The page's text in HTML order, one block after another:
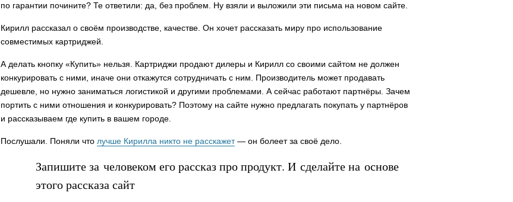
по гарантии почините? Те ответили: да, без проблем. Ну взяли и выложили эти письма на новом сайте.
Кирилл рассказал о своём производстве, качестве. Он хочет рассказать миру про использование
совместимых картриджей.
А делать кнопку «Купить» нельзя. Картриджи продают дилеры и Кирилл со своими сайтом не должен
конкурировать с ними, иначе они откажутся сотрудничать с ним. Производитель может продавать
дешевле, но нужно заниматься логистикой и другими проблемами. А сейчас работают партнёры. Зачем
портить с ними отношения и конкурировать? Поэтому на сайте нужно предлагать покупать у партнёров
и рассказываем где купить в вашем городе.
Послушали. Поняли что лучше Кирилла никто не расскажет— он болеет за своё дело.
Запишите за человеком его рассказ про продукт. И сделайте на основе
этого рассказа сайт